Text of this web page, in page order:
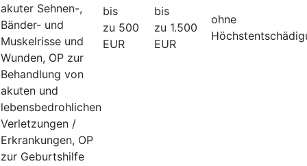
akuter Sehnen-,
Bänder- und
Muskelrisse und
Wunden, OP zur
Behandlung von
akuten und
lebensbedrohlichen
Verletzungen /
Erkrankungen, OP
zur Geburtshilfe
bis
zu 500
EUR
bis
zu 1.500
EUR
ohne